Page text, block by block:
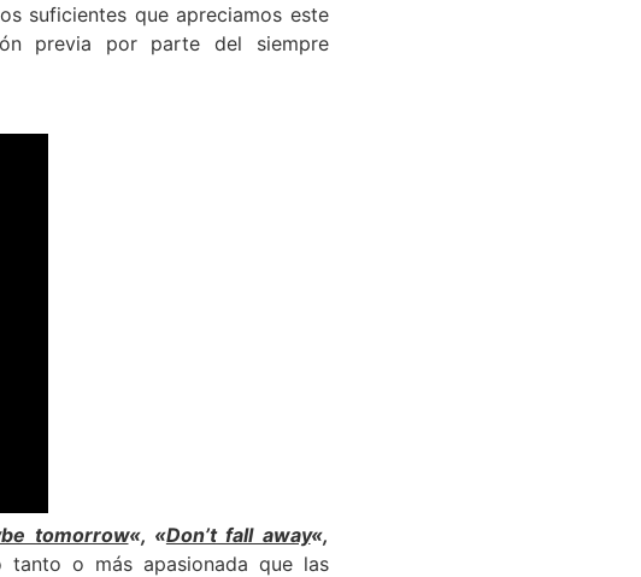
suficientes que apreciamos este
previa por parte del siempre
tomorrow«, «Don’t fall away«,
tanto o más apasionada que las